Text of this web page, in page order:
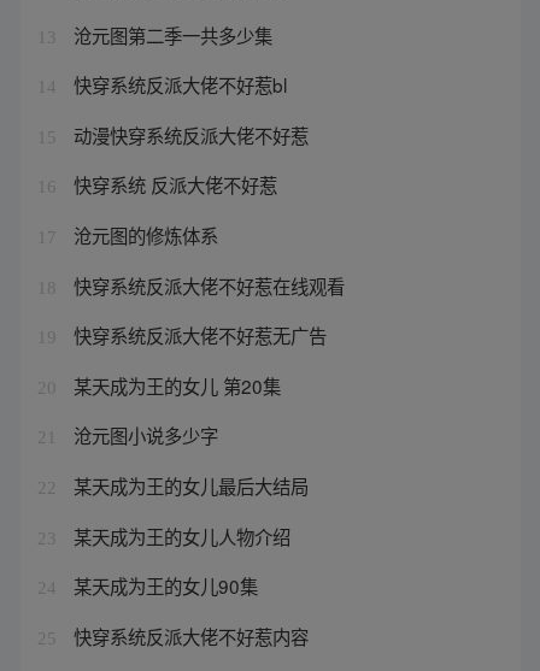
13 沧元图第二季一共多少集
14 快穿系统反派大佬不好惹bl
15 动漫快穿系统反派大佬不好惹
16 快穿系统 反派大佬不好惹
17 沧元图的修炼体系
18 快穿系统反派大佬不好惹在线观看
19 快穿系统反派大佬不好惹无广告
20 某天成为王的女儿 第20集
21 沧元图小说多少字
22 某天成为王的女儿最后大结局
23 某天成为王的女儿人物介绍
24 某天成为王的女儿90集
25 快穿系统反派大佬不好惹内容